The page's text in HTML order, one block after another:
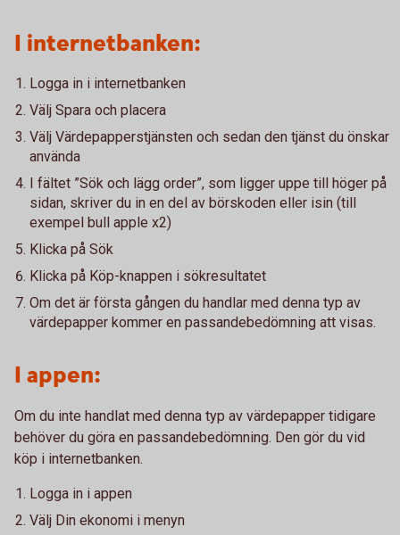
I internetbanken:
Logga in i internetbanken
Välj Spara och placera
Välj Värdepapperstjänsten och sedan den tjänst du önskar
använda
I fältet ”Sök och lägg order”, som ligger uppe till höger på
sidan, skriver du in en del av börskoden eller isin (till
exempel bull apple x2)
Klicka på Sök
Klicka på Köp-knappen i sökresultatet
Om det är första gången du handlar med denna typ av
värdepapper kommer en passandebedömning att visas.
I appen:
Om du inte handlat med denna typ av värdepapper tidigare
behöver du göra en passandebedömning. Den gör du vid
köp i internetbanken.
Logga in i appen
Välj Din ekonomi i menyn